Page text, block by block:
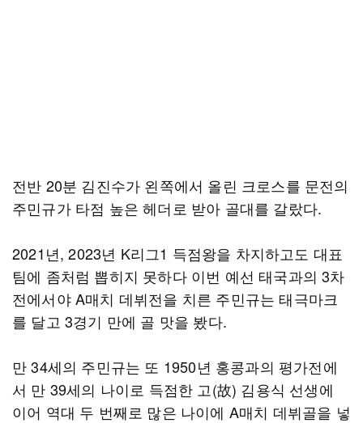
전반 20분 김진수가 왼쪽에서 올린 크로스를 문전의
주민규가 타점 높은 헤더로 받아 골대를 갈랐다.
2021년, 2023년 K리그1 득점왕을 차지하고도 대표
팀에 좀처럼 뽑히지 못하다 이번 예선 태국과의 3차
전에서야 A매치 데뷔전을 치른 주민규는 태극마크
를 달고 3경기 만에 골 맛을 봤다.
만 34세의 주민규는 또 1950년 홍콩과의 평가전에
서 만 39세의 나이로 득점한 고(故) 김용식 선생에
이어 역대 두 번째로 많은 나이에 A매치 데뷔골을 넣